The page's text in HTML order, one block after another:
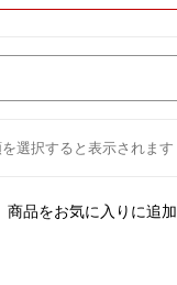
選択すると表示されます
商品をお気に入りに追加